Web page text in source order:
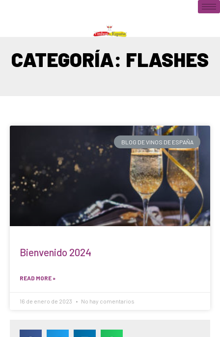
CATEGORÍA: FLASHES
BLOG DE VINOS DE ESPAÑA
Bienvenido 2024
READ MORE »
16 de enero de 2023 No hay comentarios